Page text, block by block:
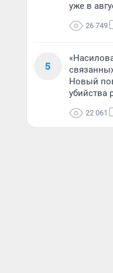
уже в
26 749
5
Новый
убийства
22 061